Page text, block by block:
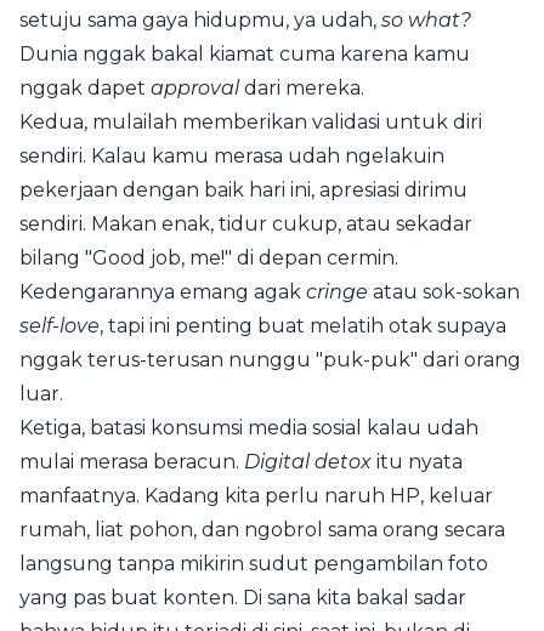
setuju sama gaya hidupmu, ya udah, so what?
Dunia nggak bakal kiamat cuma karena kamu
nggak dapet approvaldari mereka.
Kedua, mulailah memberikan validasi untuk diri
sendiri. Kalau kamu merasa udah ngelakuin
pekerjaan dengan baik hari ini, apresiasi dirimu
sendiri. Makan enak, tidur cukup, atau sekadar
bilang "Good job, me!" di depan cermin.
Kedengarannya emang agak cringe atau sok-sokan
self-love, tapi ini penting buat melatih otak supaya
nggak terus-terusan nunggu "puk-puk" dari orang
luar.
Ketiga, batasi konsumsi media sosial kalau udah
mulai merasa beracun. Digital detox itu nyata
manfaatnya. Kadang kita perlu naruh HP, keluar
rumah, liat pohon, dan ngobrol sama orang secara
langsung tanpa mikirin sudut pengambilan foto
yang pas buat konten. Di sana kita bakal sadar